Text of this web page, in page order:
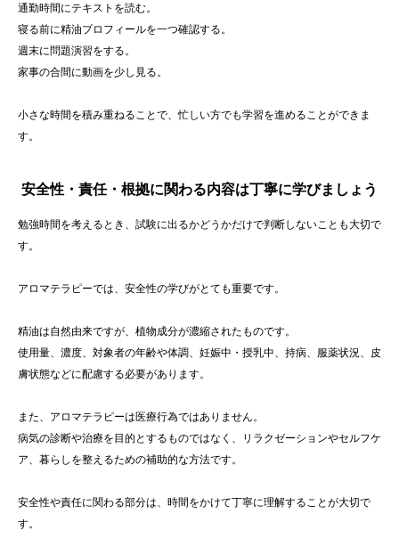
通勤時間にテキストを読む。
寝る前に精油プロフィールを一つ確認する。
週末に問題演習をする。
家事の合間に動画を少し見る。
小さな時間を積み重ねることで、忙しい方でも学習を進めることができま
す。
安全性・責任・根拠に関わる内容は丁寧に学びましょう
勉強時間を考えるとき、試験に出るかどうかだけで判断しないことも大切で
す。
アロマテラピーでは、安全性の学びがとても重要です。
精油は自然由来ですが、植物成分が濃縮されたものです。
使用量、濃度、対象者の年齢や体調、妊娠中・授乳中、持病、服薬状況、皮
膚状態などに配慮する必要があります。
また、アロマテラピーは医療行為ではありません。
病気の診断や治療を目的とするものではなく、リラクゼーションやセルフケ
ア、暮らしを整えるための補助的な方法です。
安全性や責任に関わる部分は、時間をかけて丁寧に理解することが大切で
す。